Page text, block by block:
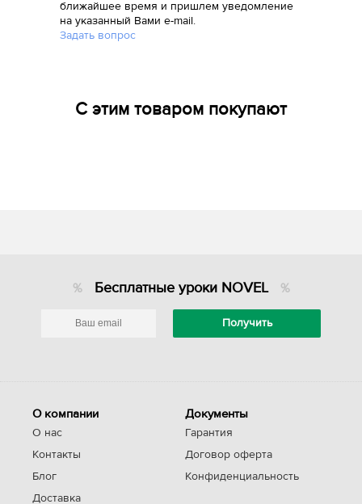
ближайшее время и пришлем уведомление
на указанный Вами e-mail.
Задать вопрос
С этим товаром покупают
Бесплатные уроки NOVEL
О компании
О нас
Контакты
Блог
Доставка
Документы
Гарантия
Договор оферта
Конфиденциальность